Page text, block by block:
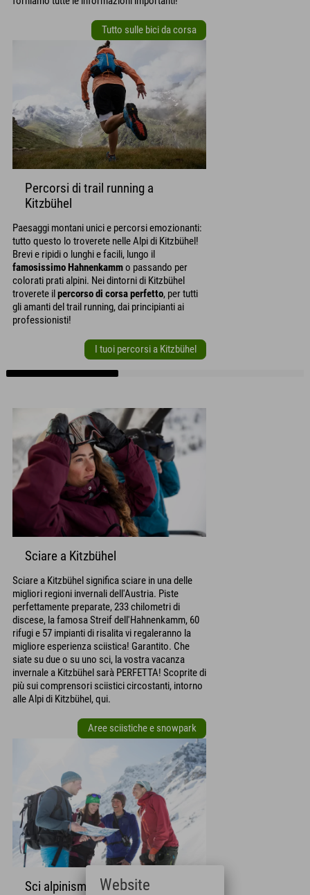
Tutto sulle bici da corsa
Percorsi di trail running a
Kitzbühel
Paesaggi montani unici e percorsi emozionanti:
tutto questo lo troverete nelle Alpi di Kitzbühel!
Brevi e ripidi o lunghi e facili, lungo il
famosissimo Hahnenkammo passando per
colorati prati alpini. Nei dintorni di Kitzbühel
troverete ilpercorso di corsa perfetto, per tutti
gli amanti del trail running, dai principianti ai
professionisti!
I tuoi percorsi a Kitzbühel
Sciare a Kitzbühel
Sciare a Kitzbühel significa sciare in una delle
migliori regioni invernali dell'Austria. Piste
perfettamente preparate, 233 chilometri di
discese, la famosa Streif dell'Hahnenkamm, 60
rifugi e 57 impianti di risalita vi regaleranno la
migliore esperienza sciistica! Garantito. Che
siate su due o su uno sci, la vostra vacanza
invernale a Kitzbühel sarà PERFETTA! Scoprite di
più sui comprensori sciistici circostanti, intorno
alle Alpi di Kitzbühel, qui.
Aree sciistiche e snowpark
Sci alpinismo a Kitzbühel
Website